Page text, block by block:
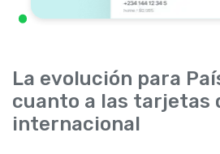
La evolución para
cuanto a las tarjetas
internacional